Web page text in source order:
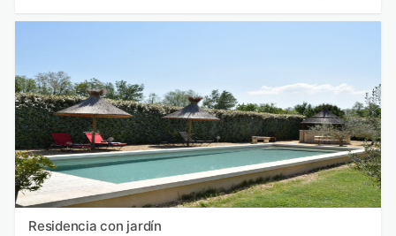
Residencia con jardín